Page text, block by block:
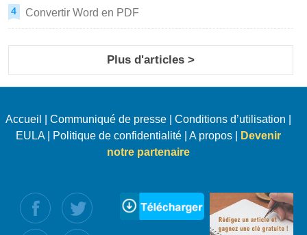
Convertir Word en PDF
Plus d'articles >
Accueil Communiqué de presse| Conditions d’utilisation
EULA| Politique de confidentialité| A propos|
Devenir
notre partenaire
nous :